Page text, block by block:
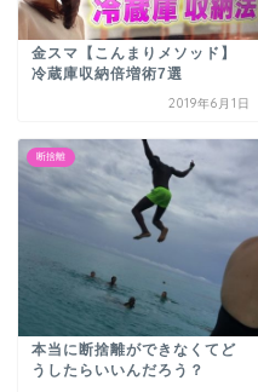
金スマ【こんまりメソッド】
冷蔵庫収納倍増術7選
2019年6月1日
断捨離
本当に断捨離ができなくてど
うしたらいいんだろう？